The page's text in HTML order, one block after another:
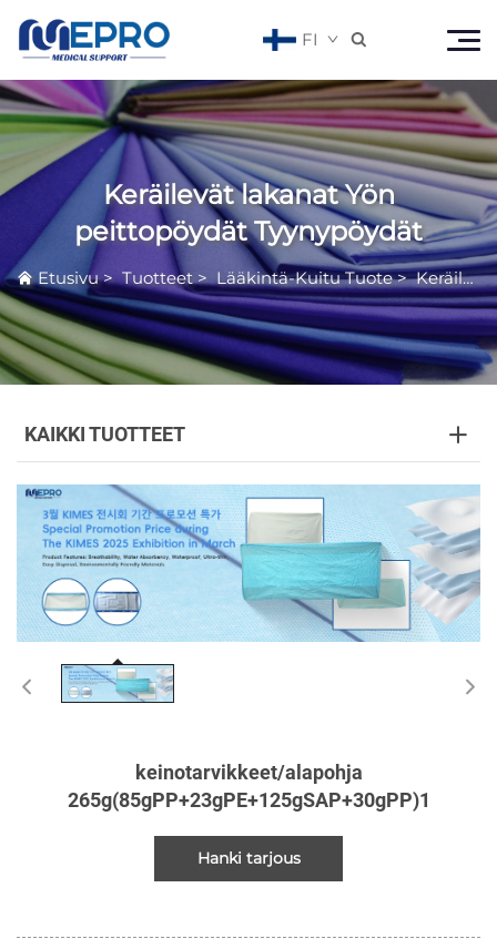
FI 
Keräilevät lakanat Yön
peittopöydät Tyynypöydät
Etusivu>Tuotteet > Lääkintä-Kuitu Tuote>Keräilevät lakanat Yön peittopöydät Tyynypöydät
KAIKKI TUOTTEET
keinotarvikkeet/alapohja
265g(85gPP+23gPE+125gSAP+30gPP)1
Hanki tarjous